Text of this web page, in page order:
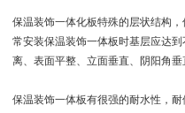
保温装饰一体化板特殊的层状结构
常安装保温装饰一体板时基层应达
离、表面平整、立面垂直、阴阳角垂
保温装饰一体板有很强的耐水性，